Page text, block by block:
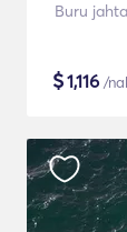
Buru jahta
$1,116 /